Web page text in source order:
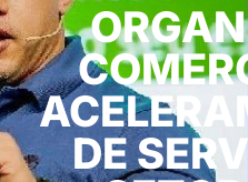
DE